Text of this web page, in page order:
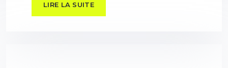
LIRE LA SUITE